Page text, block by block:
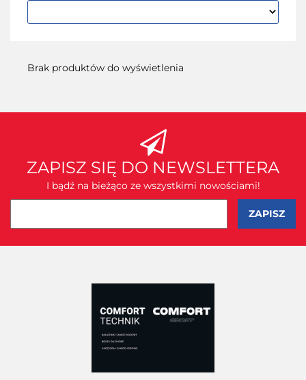
Brak produktów do wyświetlenia
ZAPISZ SIĘ DO NEWSLETTERA
I bądź na bieżąco ze wszystkimi nowościami!